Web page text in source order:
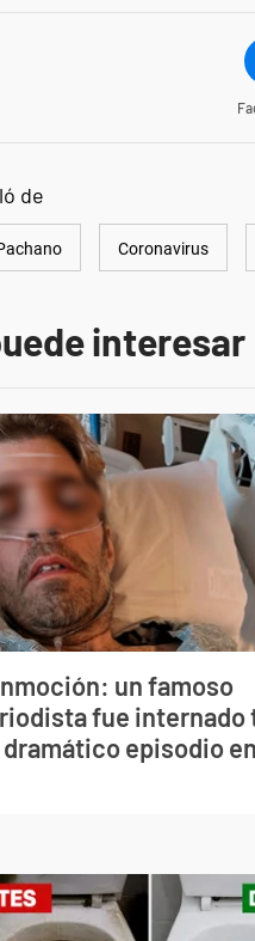
de
Coronavirus
interesar
un famoso
fue internado
dramático episodio